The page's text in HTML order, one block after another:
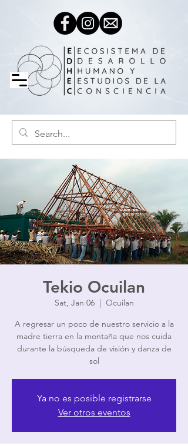
Tekio Ocuilan
Sat, Jan 06
  |
Ocuilan
A regresar un poco de nuestro servicio a la
madre tierra en la montaña que nos cuida
durante la búsqueda de visión y danza de
sol
Ya no es posible registrarse
Ver otros eventos